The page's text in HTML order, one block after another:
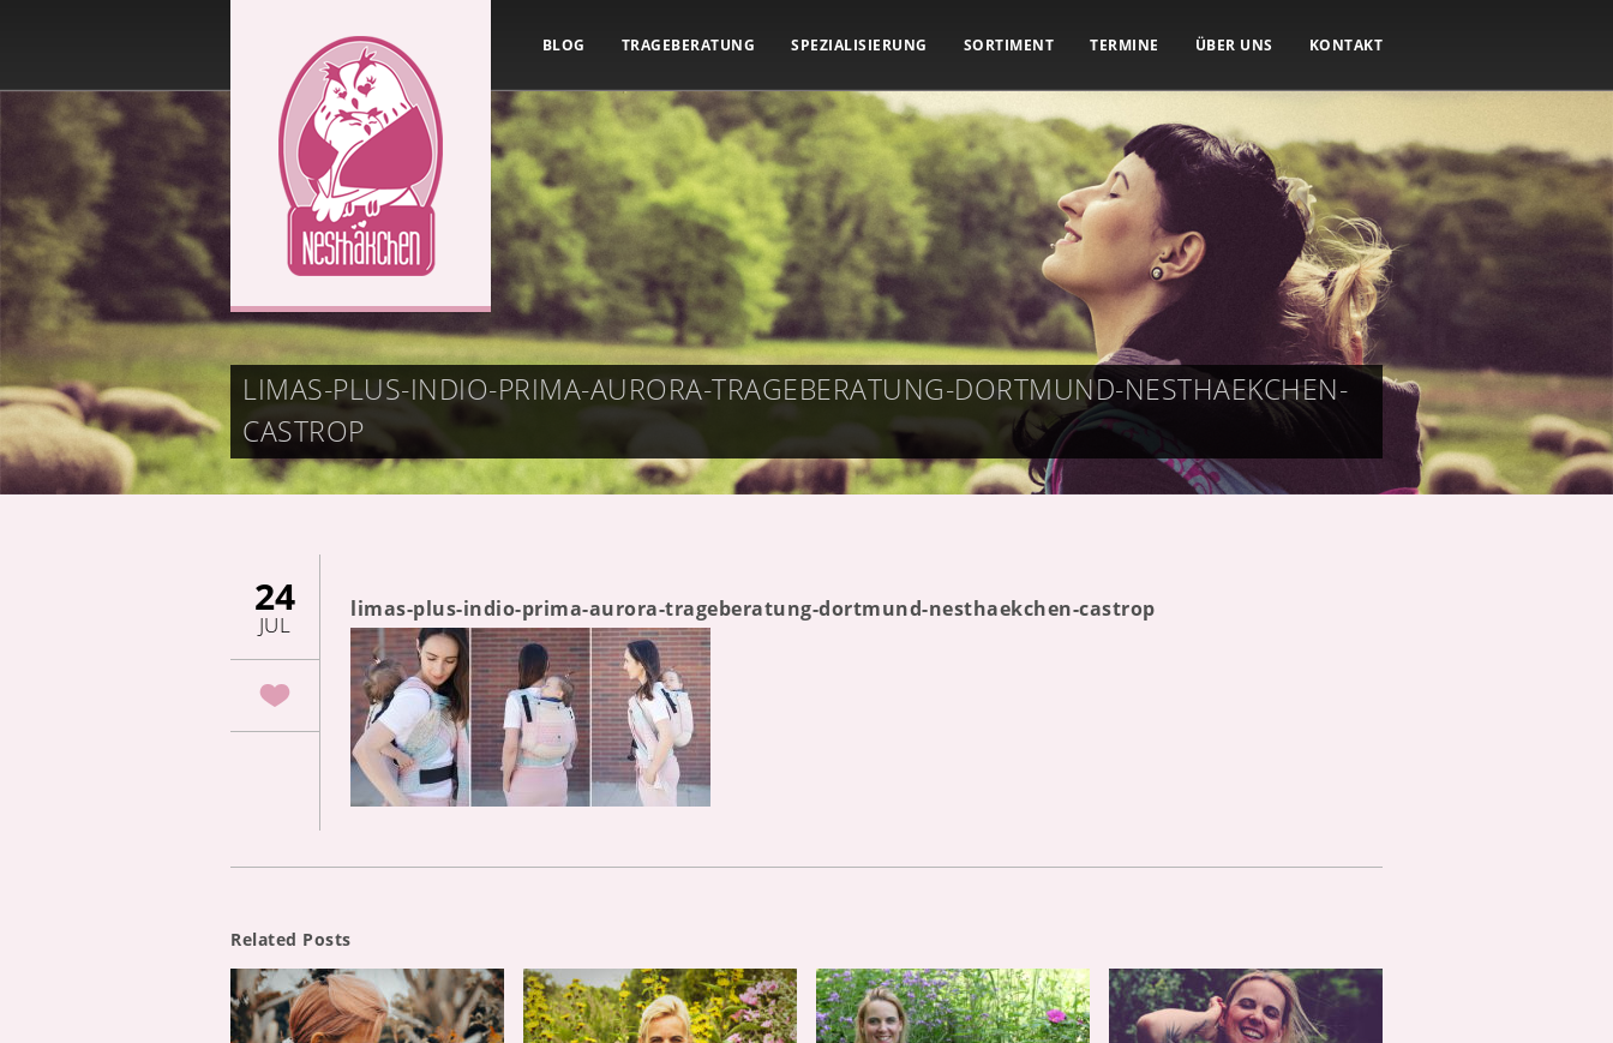
BLOG TRAGEBERATUNG SPEZIALISIERUNG SORTIMENT TERMINE ÜBER UNS KONTAKT
LIMAS-PLUS-INDIO-PRIMA-AURORA-TRAGEBERATUNG-DORTMUND-NESTHAEKCHEN-
CASTROP
24
JUL
limas-plus-indio-prima-aurora-trageberatung-dortmund-nesthaekchen-castrop
Related Posts